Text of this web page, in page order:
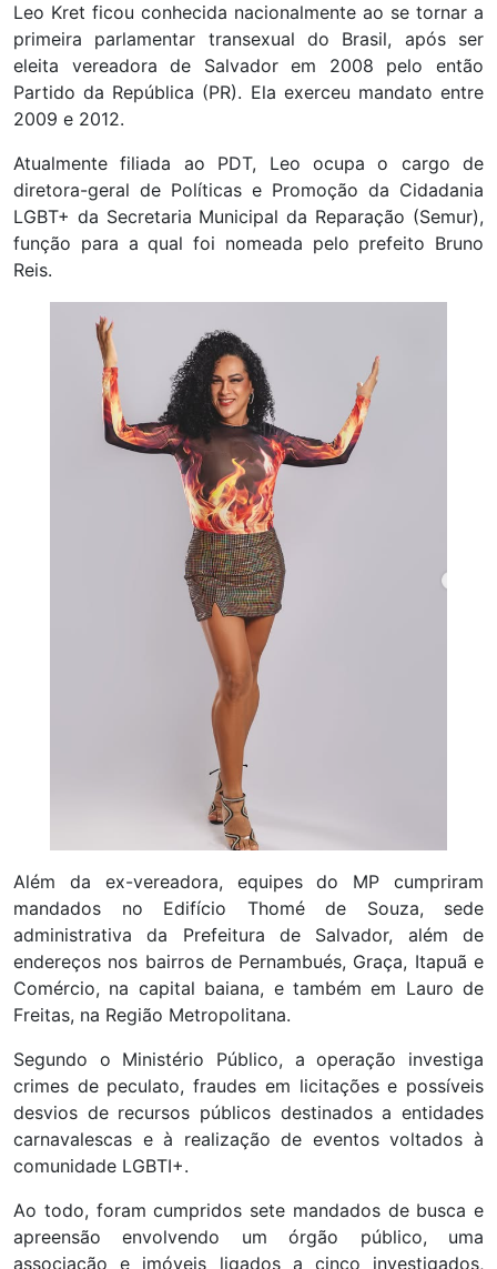
Leo Kret ficou conhecida nacionalmente ao se tornar a
primeira parlamentar transexual do Brasil, após ser
eleita vereadora de Salvador em 2008 pelo então
Partido da República (PR). Ela exerceu mandato entre
2009 e 2012.
Atualmente filiada ao PDT, Leo ocupa o cargo de
diretora-geral de Políticas e Promoção da Cidadania
LGBT+ da Secretaria Municipal da Reparação (Semur),
função para a qual foi nomeada pelo prefeito Bruno
Reis.
Além da ex-vereadora, equipes do MP cumpriram
mandados no Edifício Thomé de Souza, sede
administrativa da Prefeitura de Salvador, além de
endereços nos bairros de Pernambués, Graça, Itapuã e
Comércio, na capital baiana, e também em Lauro de
Freitas, na Região Metropolitana.
Segundo o Ministério Público, a operação investiga
crimes de peculato, fraudes em licitações e possíveis
desvios de recursos públicos destinados a entidades
carnavalescas e à realização de eventos voltados à
comunidade LGBTI+.
Ao todo, foram cumpridos sete mandados de busca e
apreensão envolvendo um órgão público, uma
associação e imóveis ligados a cinco investigados,